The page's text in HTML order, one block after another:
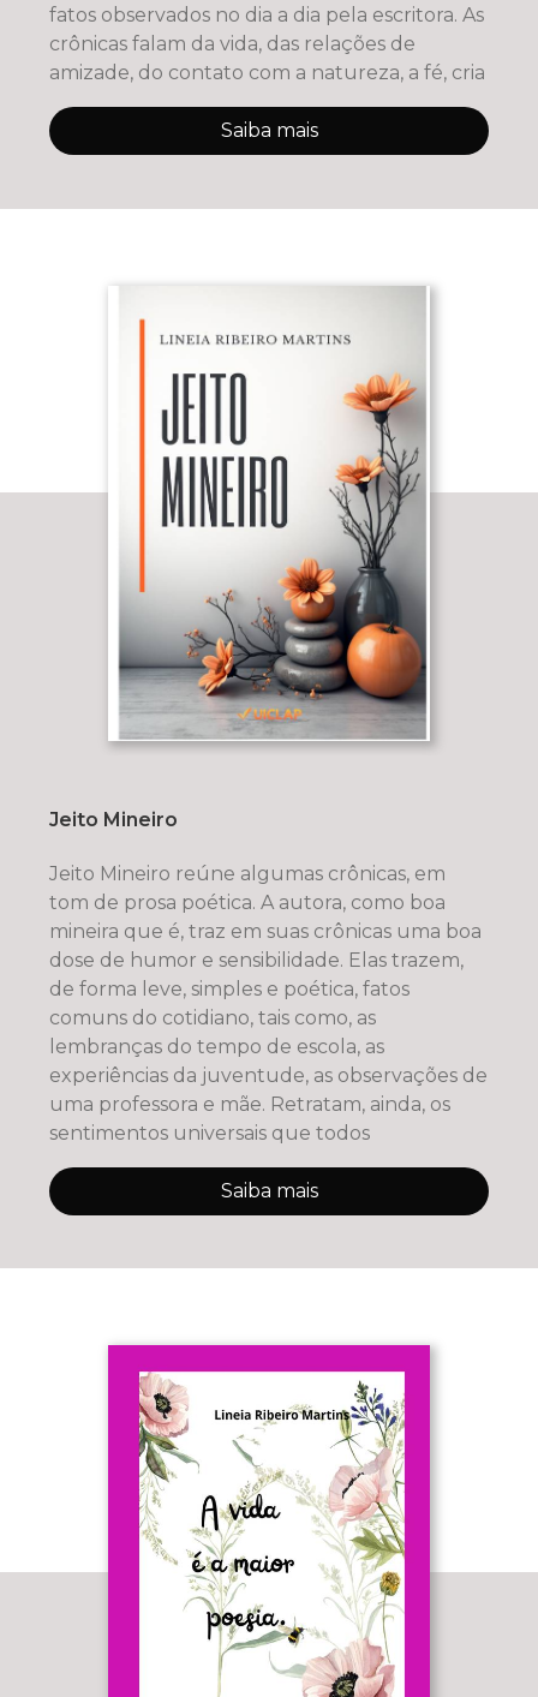
fatos observados no dia a dia pela escritora. As
crônicas falam da vida, das relações de
amizade, do contato com a natureza, a fé, cria
Saiba mais
Jeito Mineiro
Jeito Mineiro reúne algumas crônicas, em
tom de prosa poética. A autora, como boa
mineira que é, traz em suas crônicas uma boa
dose de humor e sensibilidade. Elas trazem,
de forma leve, simples e poética, fatos
comuns do cotidiano, tais como, as
lembranças do tempo de escola, as
experiências da juventude, as observações de
uma professora e mãe. Retratam, ainda, os
sentimentos universais que todos
Saiba mais